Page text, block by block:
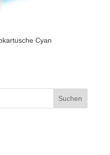
Cyan